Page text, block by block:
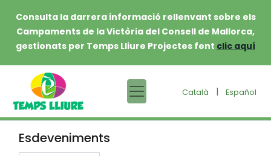
Consulta la darrera informació rellenvant sobre els
Campaments de la Victòria del Consell de Mallorca,
gestionats per Temps Lliure Projectes fent clic aquí
Català | Español
Esdeveniments